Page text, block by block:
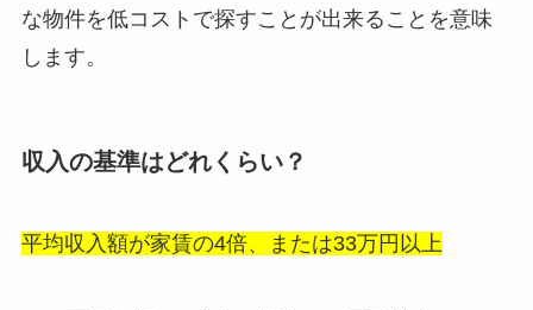
な物件を低コストで探すことが出来ることを意味
します。
収入の基準はどれくらい？
平均収入額が家賃の4倍、または33万円以上